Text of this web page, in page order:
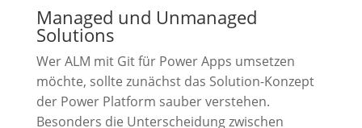
Managed und Unmanaged
Solutions
Wer ALM mit Git für Power Apps umsetzen
möchte, sollte zunächst das Solution-Konzept
der Power Platform sauber verstehen.
Besonders die Unterscheidung zwischen